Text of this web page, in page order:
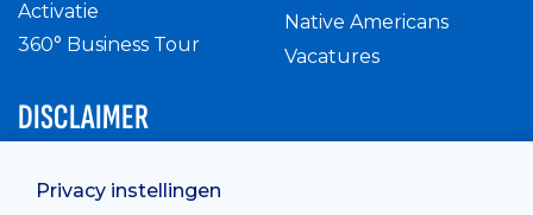
Privacy instellingen
Activatie
360° Business Tour
Native Americans
Vacatures
DISCLAIMER
Privacy Policy